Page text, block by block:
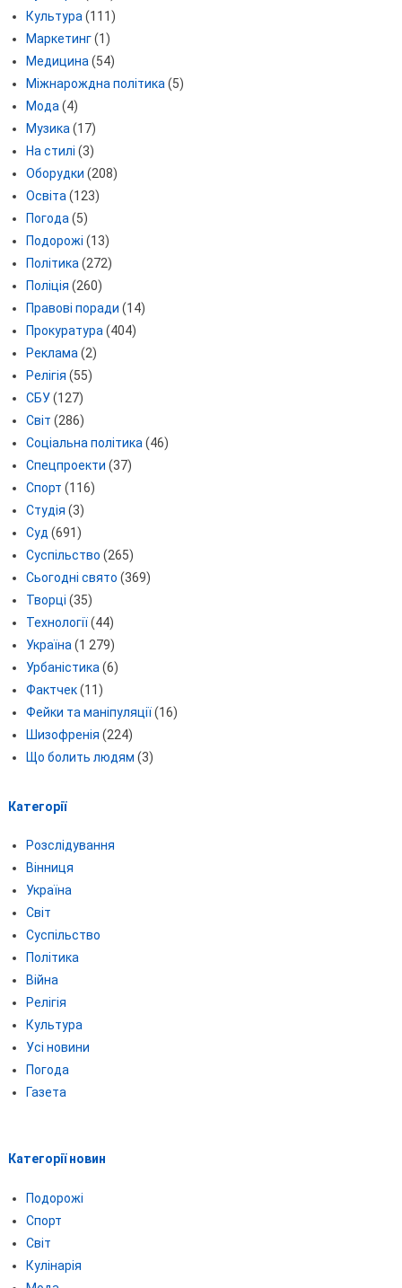
Культура (111)
Маркетинг(1)
Медицина (54)
Міжнарождна політика (5)
Мода (4)
Музика (17)
На стилі (3)
Оборудки (208)
Освіта (123)
Погода (5)
Подорожі (13)
Політика (272)
Поліція (260)
Правові поради (14)
Прокуратура (404)
Реклама (2)
Релігія (55)
СБУ(127)
Світ (286)
Соціальна політика (46)
Спецпроекти (37)
Спорт (116)
Студія (3)
Суд (691)
Суспільство (265)
Сьогодні свято (369)
Творці (35)
Технології(44)
Україна (1 279)
Урбаністика (6)
Фактчек(11)
Фейки та маніпуляції(16)
Шизофренія (224)
Що болить людям (3)
Категорії
Розслідування
Вінниця
Україна
Світ
Суспільство
Політика
Війна
Релігія
Культура
Усі новини
Погода
Газета
Категорії новин
Подорожі
Спорт
Світ
Кулінарія